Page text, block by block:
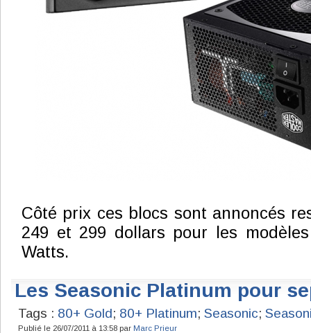
Côté prix ces blocs sont annoncés
249 et 299 dollars pour les
Watts.
Les Seasonic Platinum pour
Tags : 80+ Gold; 80+ Platinum; Seasonic;
Publié le 26/07/2011 à 13:58 par Marc Prieur